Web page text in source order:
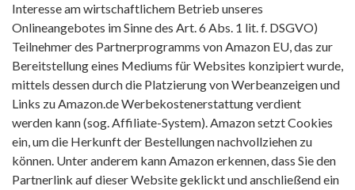
Interesse am wirtschaftlichem Betrieb unseres
Onlineangebotes im Sinne des Art. 6 Abs. 1 lit. f. DSGVO)
Teilnehmer des Partnerprogramms von Amazon EU, das zur
Bereitstellung eines Mediums für Websites konzipiert wurde,
mittels dessen durch die Platzierung von Werbeanzeigen und
Links zu Amazon.de Werbekostenerstattung verdient
werden kann (sog. Affiliate-System). Amazon setzt Cookies
ein, um die Herkunft der Bestellungen nachvollziehen zu
können. Unter anderem kann Amazon erkennen, dass Sie den
Partnerlink auf dieser Website geklickt und anschließend ein